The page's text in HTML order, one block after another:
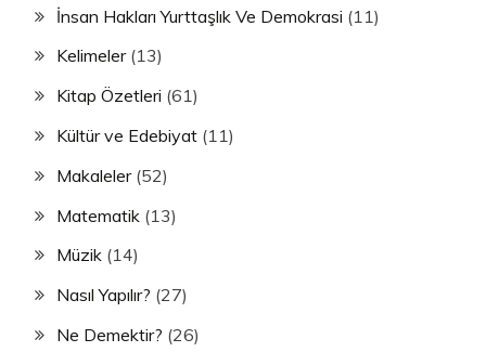
İnsan Hakları Yurttaşlık Ve Demokrasi (11)
Kelimeler(13)
Kitap Özetleri (61)
Kültür ve Edebiyat (11)
Makaleler(52)
Matematik (13)
Müzik (14)
Nasıl Yapılır? (27)
Ne Demektir? (26)